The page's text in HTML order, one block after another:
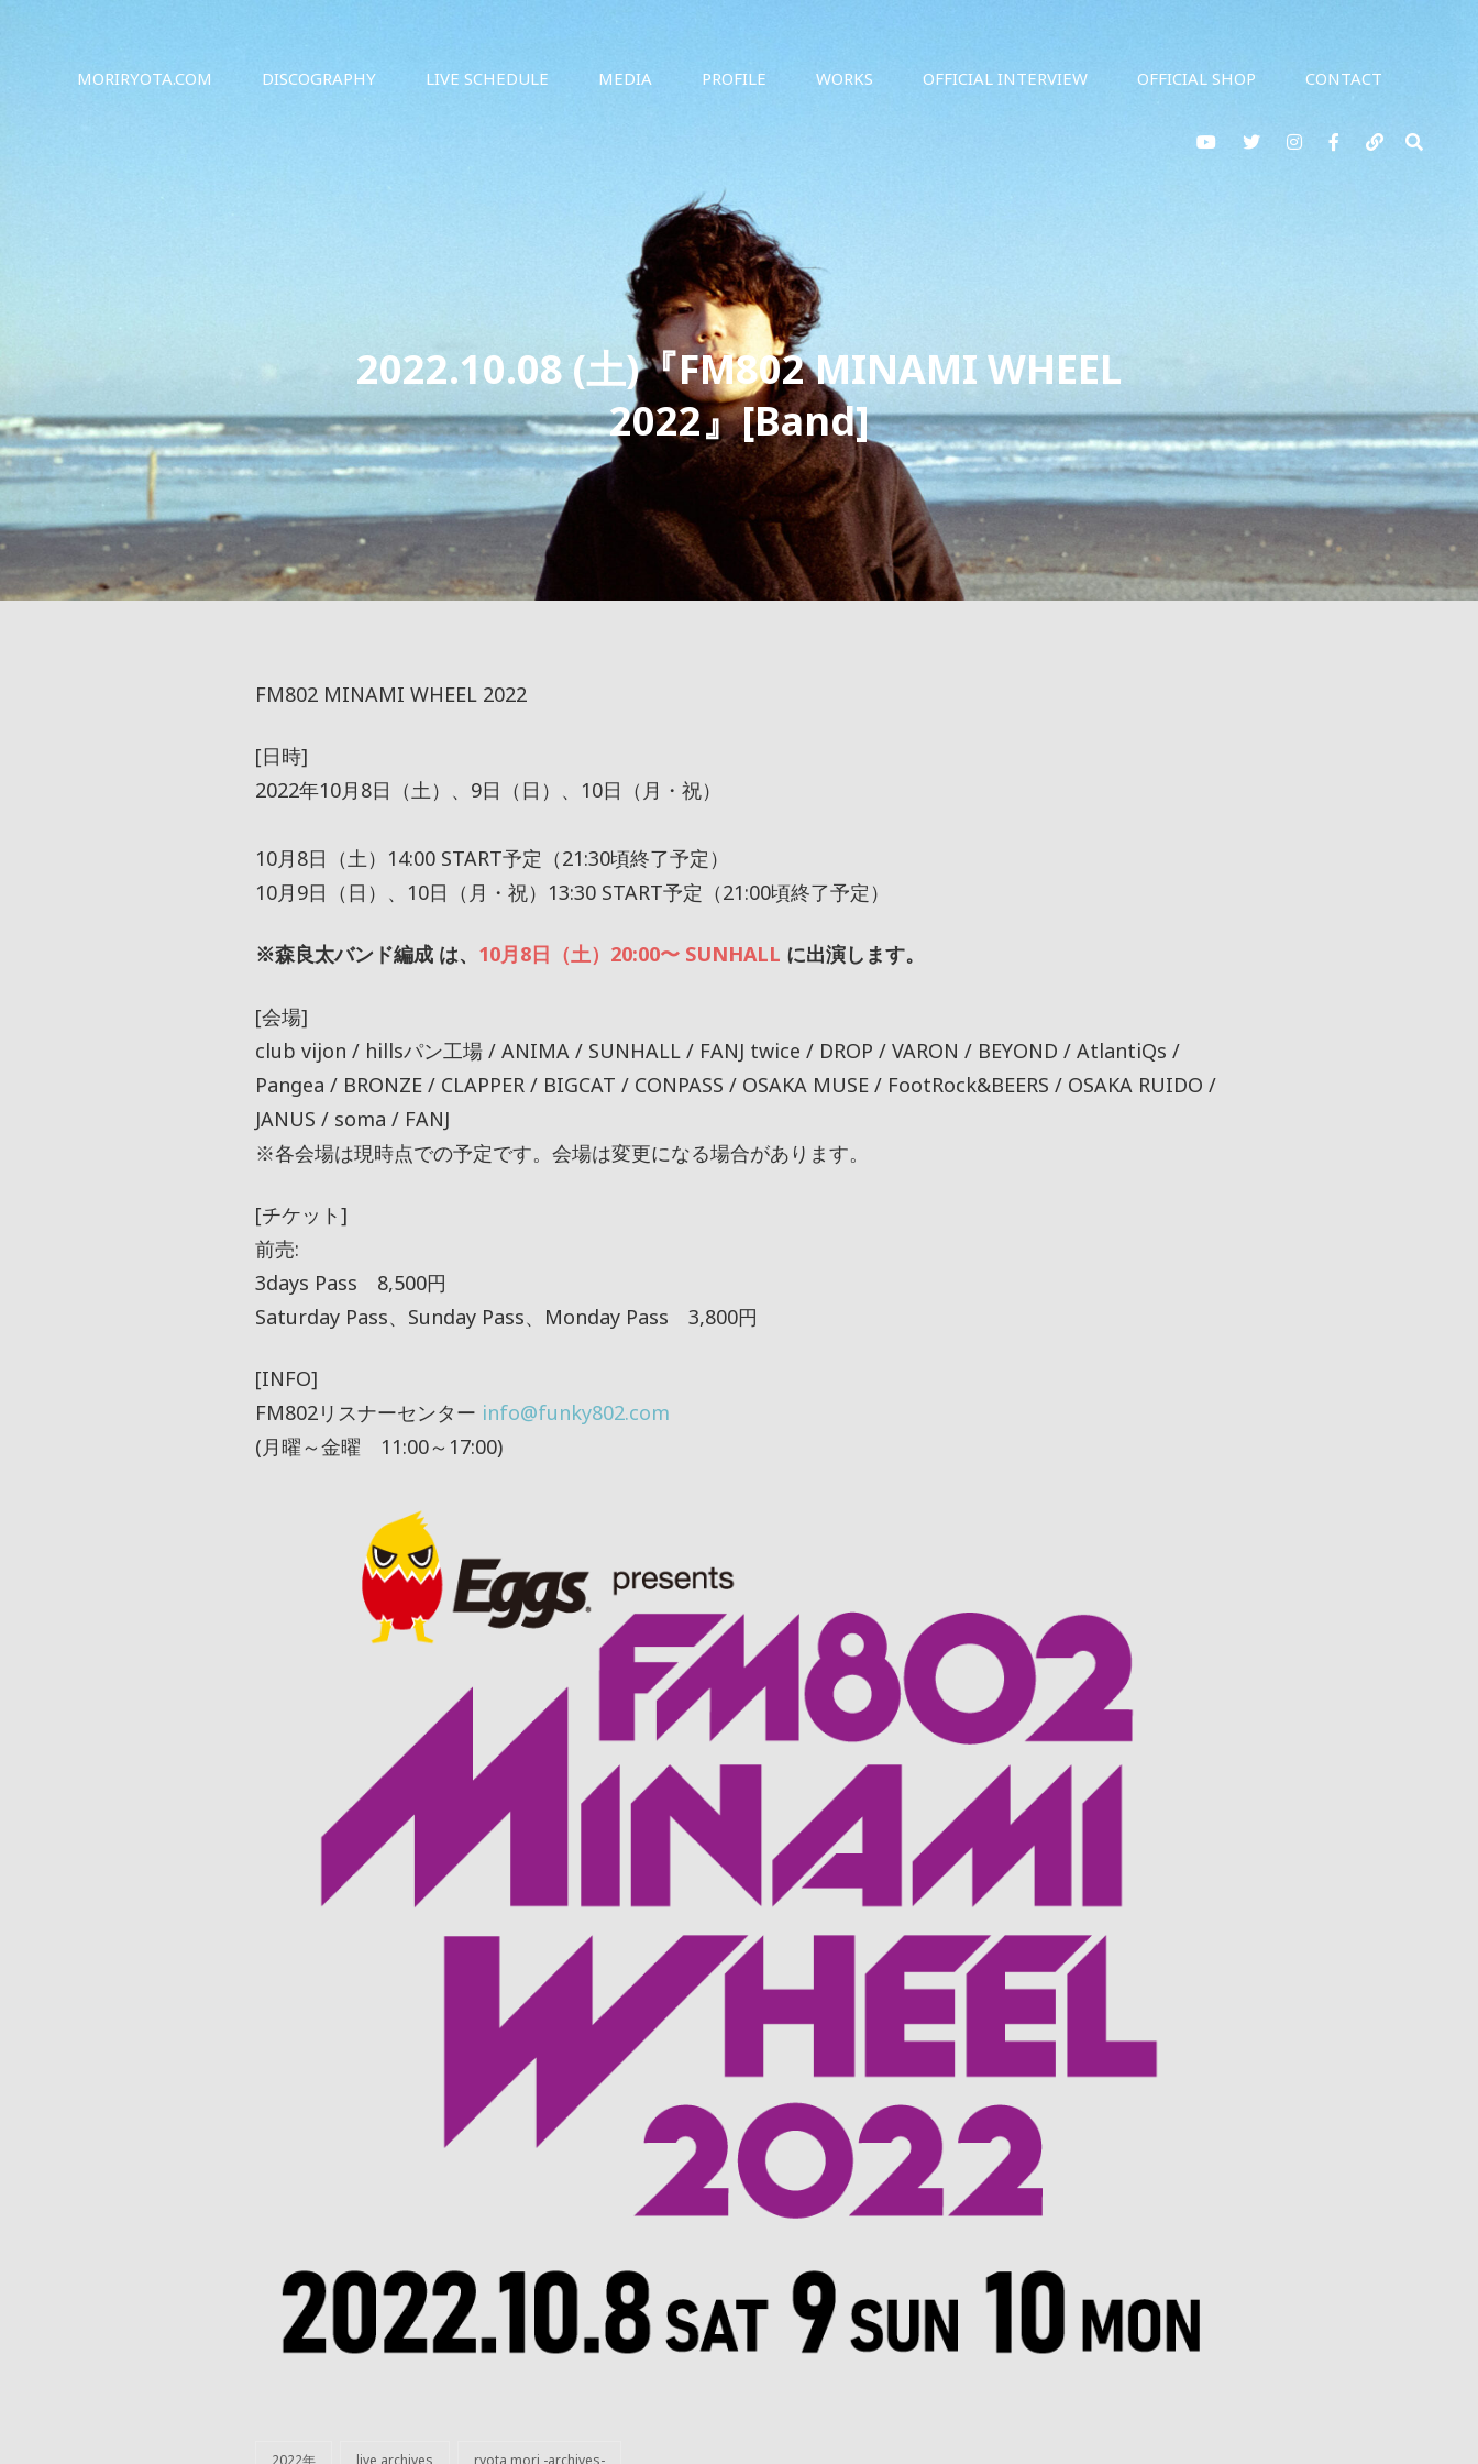
MORIRYOTA.COM DISCOGRAPHY LIVE SCHEDULE MEDIA PROFILE WORKS OFFICIAL INTERVIEW OFFICIAL SHOP CONTACT
YouTube
twitterInstagramFacebook
note
2022.10.08 (土)『FM802 MINAMI WHEEL
2022』[Band]
FM802 MINAMI WHEEL 2022
[日時]
2022年10月8日（土）、9日（日）、10日（月・祝）
10月8日（土）14:00 START予定（21:30頃終了予定）
10月9日（日）、10日（月・祝）13:30 START予定（21:00頃終了予定）
※森良太バンド編成 は、 10月8日（土）20:00〜 SUNHALL に出演します。
[会場]
club vijon / hillsパン工場 / ANIMA / SUNHALL / FANJ twice / DROP / VARON / BEYOND / AtlantiQs /
Pangea / BRONZE / CLAPPER / BIGCAT / CONPASS / OSAKA MUSE / FootRock&BEERS / OSAKA RUIDO /
JANUS / soma / FANJ
※各会場は現時点での予定です。会場は変更になる場合があります。
[チケット]
前売:
3days Pass 8,500円
Saturday Pass、Sunday Pass、Monday Pass 3,800円
[INFO]
FM802リスナーセンター info@funky802.com
(月曜～金曜 11:00～17:00)